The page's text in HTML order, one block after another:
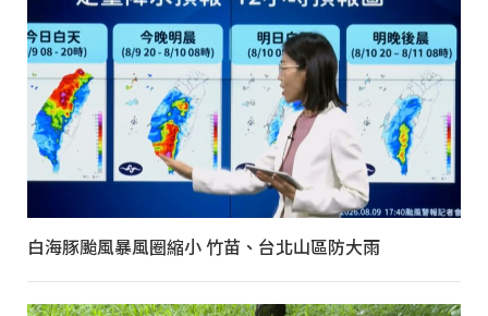
白海豚颱風暴風圈縮小 竹苗、台北山區防大雨